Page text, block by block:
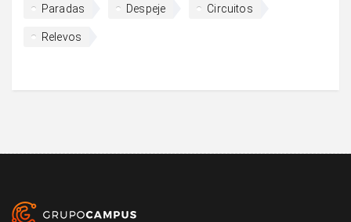
Paradas Despeje Circuitos
Relevos